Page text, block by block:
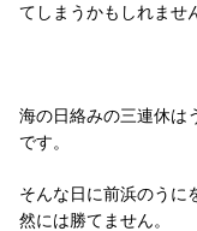
てしまうかもしれませ
海の日絡みの三連休は
です。
そんな日に前浜のうに
然には勝てません。